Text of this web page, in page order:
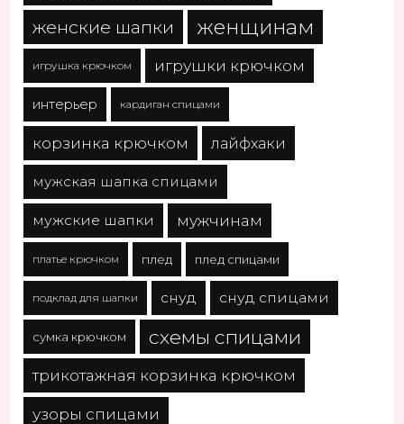
женские шапки женщинам
игрушка крючком игрушки крючком
интерьер кардиган спицами
корзинка крючком лайфхаки
мужская шапка спицами
мужские шапки мужчинам
платье крючком плед плед спицами
подклад для шапки снуд снуд спицами
сумка крючком схемы спицами
трикотажная корзинка крючком
узоры спицами